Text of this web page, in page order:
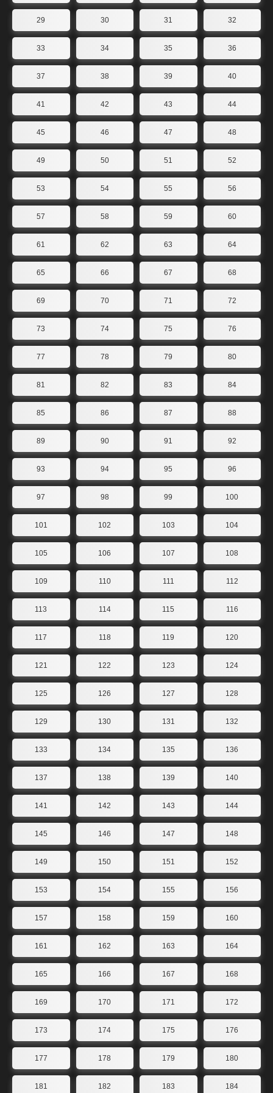
29 30 31 32
33 34 35 36
37 38 39 40
41 42 43 44
45 46 47 48
49 50 51 52
53 54 55 56
57 58 59 60
61 62 63 64
65 66 67 68
69 70 71 72
73 74 75 76
77 78 79 80
81 82 83 84
85 86 87 88
89 90 91 92
93 94 95 96
97 98 99 100
101 102 103 104
105 106 107 108
109 110 111 112
113 114 115 116
117 118 119 120
121 122 123 124
125 126 127 128
129 130 131 132
133 134 135 136
137 138 139 140
141 142 143 144
145 146 147 148
149 150 151 152
153 154 155 156
157 158 159 160
161 162 163 164
165 166 167 168
169 170 171 172
173 174 175 176
177 178 179 180
181 182 183 184